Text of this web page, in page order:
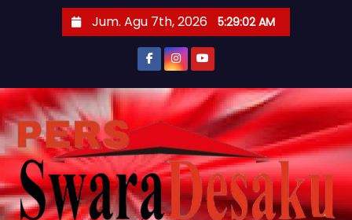
t
o
c
o
n
t
Jum. Agu 7th, 2026 5:29:03 AM